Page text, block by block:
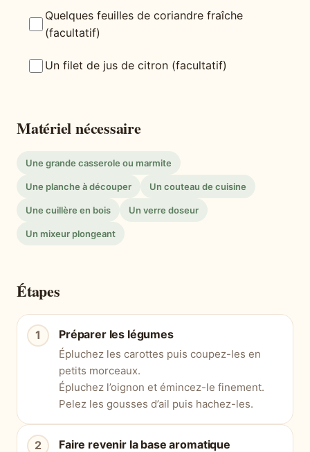
Quelques feuilles de coriandre fraîche
(facultatif)
Un filet de jus de citron (facultatif)
Matériel nécessaire
Une grande casserole ou marmite
Une planche à découper Un couteau de cuisine
Une cuillère en bois Un verre doseur
Un mixeur plongeant
Étapes
Préparer les légumes
Épluchez les carottes puis coupez-les en
petits morceaux.
Épluchez l’oignon et émincez-le finement.
Pelez les gousses d’ail puis hachez-les.
Faire revenir la base aromatique